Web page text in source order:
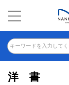
キーワードを入力して
洋書